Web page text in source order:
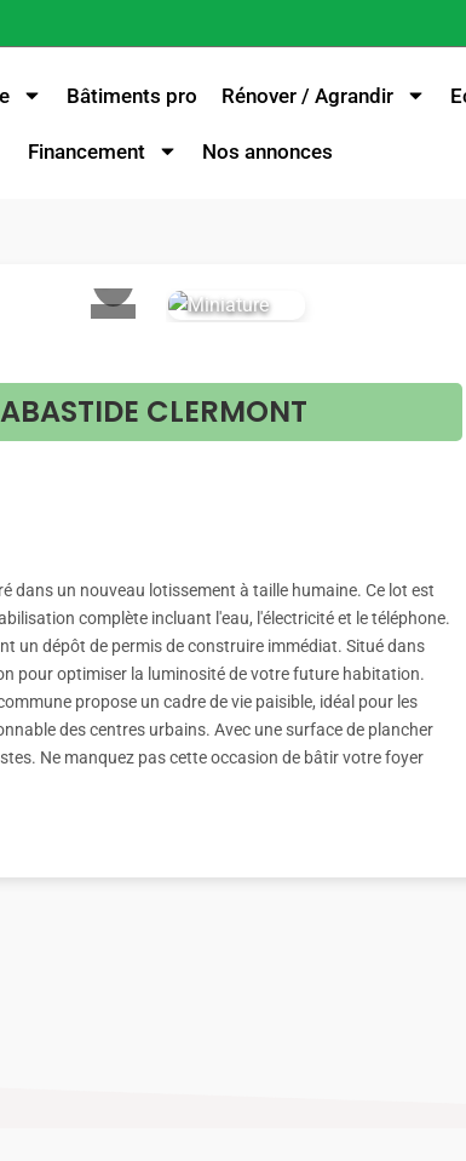
Bâtiments pro Rénover / Agrandir
Financement Nos annonces
CLERMONT
dans un nouveau lotissement à taille humaine. Ce lot est
complète incluant l'eau, l'électricité et le téléphone.
un dépôt de permis de construire immédiat. Situé dans
pour optimiser la luminosité de votre future habitation.
propose un cadre de vie paisible, idéal pour les
des centres urbains. Avec une surface de plancher
Ne manquez pas cette occasion de bâtir votre foyer